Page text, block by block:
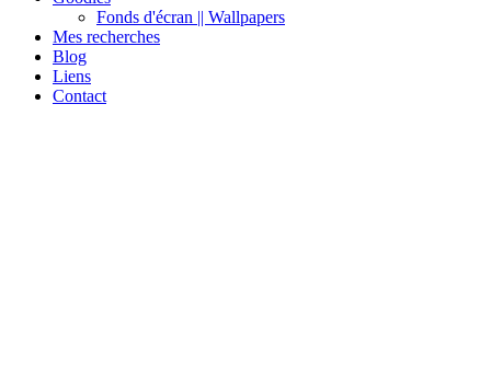
Fonds d'écran || Wallpapers
Mes recherches
Blog
Liens
Contact